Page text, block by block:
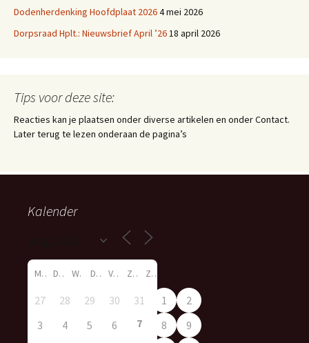
Dodenherdenking Hoofdplaat 20264 mei 2026
Dorpsraad Hplt.: Nieuwsbrief April ’2618 april 2026
Tips voor deze site:
Reacties kan je plaatsen onder diverse artikelen en onder Contact.
Later terug te lezen onderaan de pagina’s
Kalender
M D W D V Z Z
27 28 29 30 31 1
2
3
4 5 6 7 8
9